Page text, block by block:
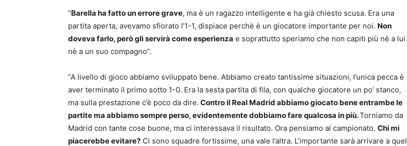
“Barella ha fatto un errore grave, ma è un ragazzo intelligente e ha già chiesto scusa. Era una
partita aperta, avevamo sfiorato l’1-1, dispiace perchè è un giocatore importante per noi. Non
doveva farlo, però gli servirà come esperienza e soprattutto speriamo che non capiti più nè a lui
nè a un suo compagno”.
“A livello di gioco abbiamo sviluppato bene. Abbiamo creato tantissime situazioni, l’unica pecca è
aver terminato il primo sotto 1-0. Era la sesta partita di fila, con qualche giocatore un po’ stanco,
ma sulla prestazione c’è poco da dire. Contro il Real Madrid abbiamo giocato bene entrambe le
partite ma abbiamo sempre perso, evidentemente dobbiamo fare qualcosa in più.Torniamo da
Madrid con tante cose buone, ma ci interessava il risultato. Ora pensiamo al campionato. Chi mi
piacerebbe evitare? Ci sono squadre fortissime, una vale l’altra. L’importante sarà arrivare a quel